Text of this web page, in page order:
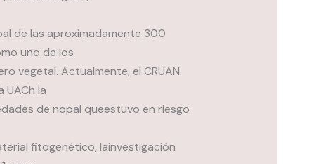
de las aproximadamente 300
uno de los
vegetal. Actualmente, el CRUAN
UACh la
de nopal queestuvo en riesgo
fitogenético, lainvestigación